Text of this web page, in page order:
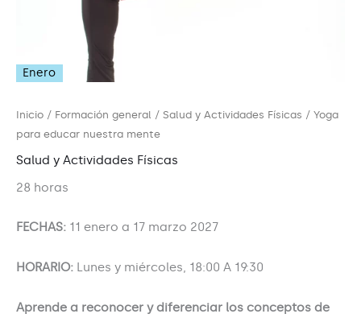
Enero
Inicio / Formación general / Salud y Actividades Físicas / Yoga
para educar nuestra mente
Salud y Actividades Físicas
28 horas
FECHAS: 11 enero a 17 marzo 2027
HORARIO: Lunes y miércoles, 18:00 A 19:30
Aprende a reconocer y diferenciar los conceptos de